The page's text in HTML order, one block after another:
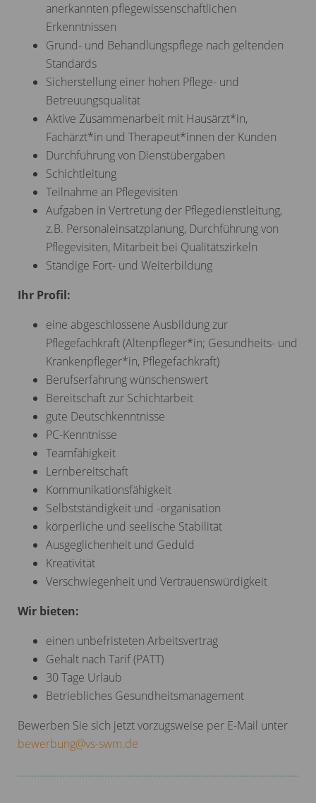
anerkannten pflegewissenschaftlichen
Erkenntnissen
Grund- und Behandlungspflege nach geltenden
Standards
Sicherstellung einer hohen Pflege- und
Betreuungsqualität
Aktive Zusammenarbeit mit Hausärzt*in,
Fachärzt*in und Therapeut*innen der Kunden
Durchführung von Dienstübergaben
Schichtleitung
Teilnahme an Pflegevisiten
Aufgaben in Vertretung der Pflegedienstleitung,
z.B. Personaleinsatzplanung, Durchführung von
Pflegevisiten, Mitarbeit bei Qualitätszirkeln
Ständige Fort- und Weiterbildung
Ihr Profil:
eine abgeschlossene Ausbildung zur
Pflegefachkraft (Altenpfleger*in; Gesundheits- und
Krankenpfleger*in, Pflegefachkraft)
Berufserfahrung wünschenswert
Bereitschaft zur Schichtarbeit
gute Deutschkenntnisse
PC-Kenntnisse
Teamfähigkeit
Lernbereitschaft
Kommunikationsfähigkeit
Selbstständigkeit und -organisation
körperliche und seelische Stabilität
Ausgeglichenheit und Geduld
Kreativität
Verschwiegenheit und Vertrauenswürdigkeit
Wir bieten:
einen unbefristeten Arbeitsvertrag
Gehalt nach Tarif (PATT)
30 Tage Urlaub
Betriebliches Gesundheitsmanagement
Bewerben Sie sich jetzt vorzugsweise per E-Mail unter
bewerbung@vs-swm.de